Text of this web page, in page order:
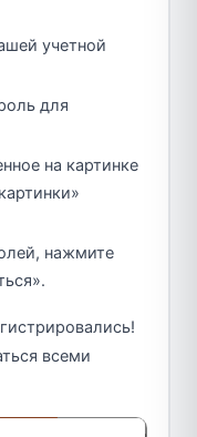
учетной
для
на картинке
нажмите
всеми